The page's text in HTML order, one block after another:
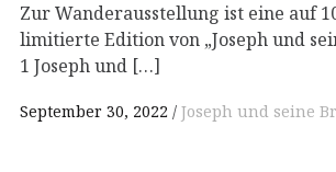
Zur Wanderausstellung ist eine auf
limitierte Edition von „Joseph und
1 Joseph und […]
September 30, 2022 Joseph und seine